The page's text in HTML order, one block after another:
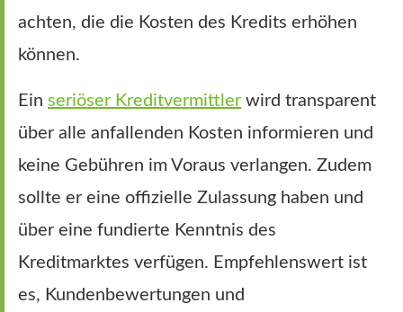
achten, die die Kosten des Kredits erhöhen
können.
Ein seriöser Kreditvermittler wird transparent
über alle anfallenden Kosten informieren und
keine Gebühren im Voraus verlangen. Zudem
sollte er eine offizielle Zulassung haben und
über eine fundierte Kenntnis des
Kreditmarktes verfügen. Empfehlenswert ist
es, Kundenbewertungen und